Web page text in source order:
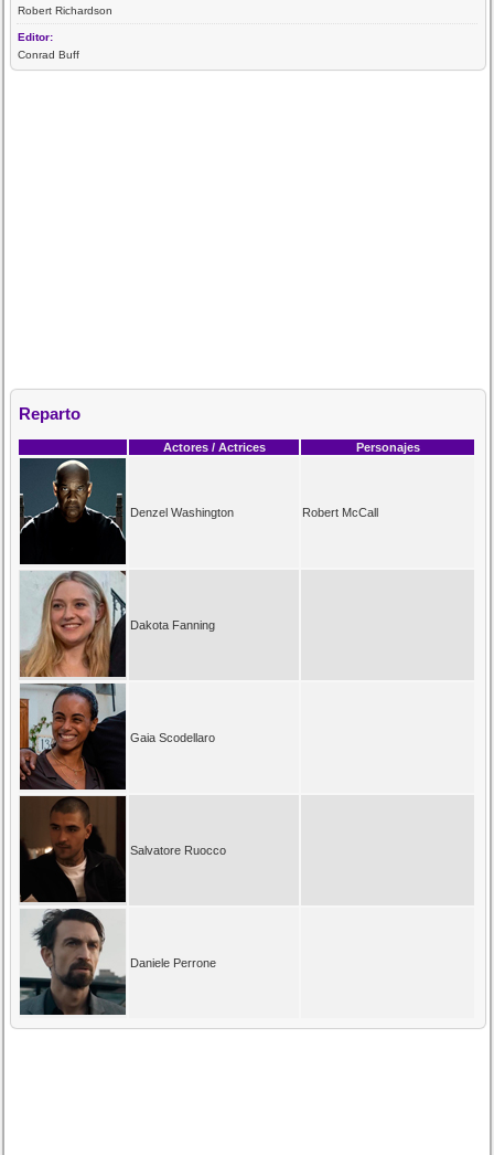
Robert Richardson
Editor:
Conrad Buff
Reparto
Actores / Actrices Personajes
Denzel Washington Robert McCall
Dakota Fanning
Gaia Scodellaro
Salvatore Ruocco
Daniele Perrone